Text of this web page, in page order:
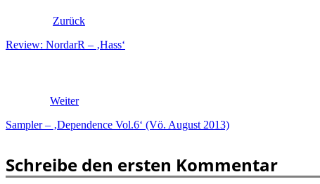
Zurück
Review: NordarR – ‚Hass‘
Weiter
Sampler – ‚Dependence Vol.6‘ (Vö. August 2013)
Schreibe den ersten Kommentar